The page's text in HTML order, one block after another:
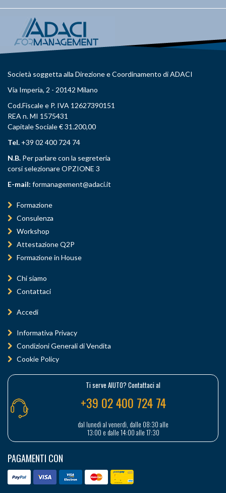
Società soggetta alla Direzione e Coordinamento di ADACI
Via Imperia, 2 - 20142 Milano
Cod.Fiscale e P. IVA 12627390151
REA n. MI 1575431
Capitale Sociale € 31.200,00
Tel. +39 02 400 724 74
N.B. Per parlare con la segreteria
corsi selezionare OPZIONE 3
E-mail: formanagement@adaci.it
Formazione
Consulenza
Workshop
Attestazione Q2P
Formazione in House
Chi siamo
Contattaci
Accedi
Informativa Privacy
Condizioni Generali di Vendita
Cookie Policy
Ti serve AIUTO? Contattaci al
+39 02 400 724 74
dal lunedì al venerdì, dalle 08:30 alle
13:00 e dalle 14:00 alle 17:30
PAGAMENTI CON